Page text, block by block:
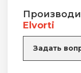
Elvorti
Задать